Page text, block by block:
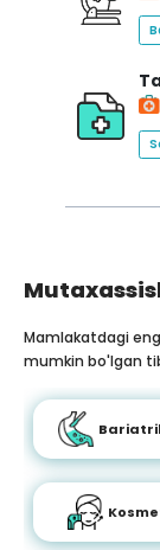
Mamlakatdagi
mumkin bo'lgan